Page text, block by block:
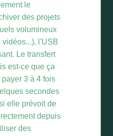
le
des projets
volumineux
l'USB
Le transfert
est-ce que ça
3 à 4 fois
secondes
elle prévoit de
depuis
des